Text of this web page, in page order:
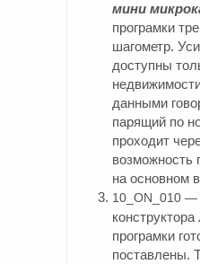
мини
програмки
шагометр.
доступны
данными
парящий по
проходит
возможность
на основном
10_ON_010
програмки
поставлены.